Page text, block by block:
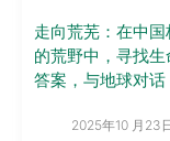
走向荒芜：在中国
的荒野中，寻找生
答案，与地球对话
2025年10 月23